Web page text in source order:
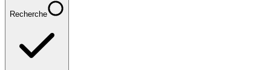
Recherche